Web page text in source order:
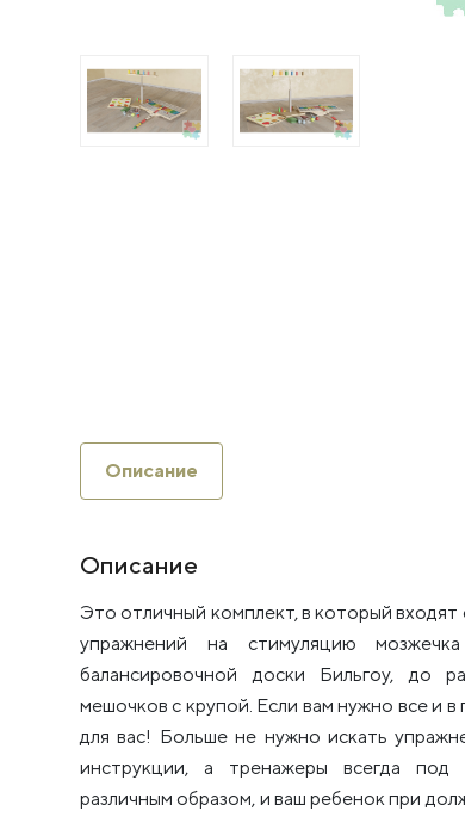
Описание
Описание
Это отличный комплект, в который
упражнений на стимуляцию
балансировочной доски Бильгоу, до
мешочков с крупой. Если вам нужно все и
для вас! Больше не нужно искать
инструкции, а тренажеры всегда
различным образом, и ваш ребенок при